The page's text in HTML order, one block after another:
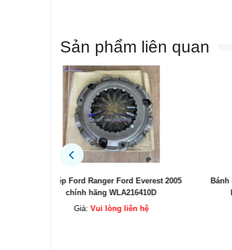
Sản phẩm liên quan
Bánh đà Ford Ranger Ford Everest 2010
Luk 4150410100 WE0116610D
Giá:Vui lòng liên hệ